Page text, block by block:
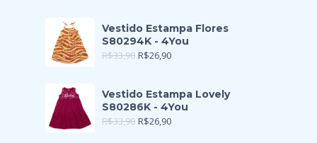
Vestido Estampa Flores
S80294K - 4You
R$33,90 R$26,90
Vestido Estampa Lovely
S80286K - 4You
R$33,90 R$26,90